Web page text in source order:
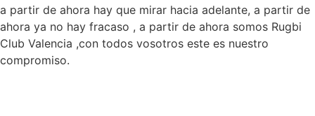
a partir de ahora hay que mirar hacia adelante, a partir de
ahora ya no hay fracaso , a partir de ahora somos Rugbi
Club Valencia ,con todos vosotros este es nuestro
compromiso.